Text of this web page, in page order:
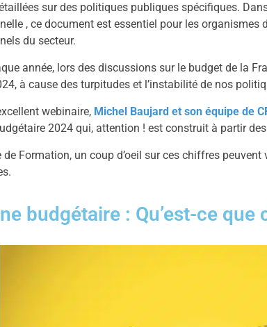
sur des politiques publiques spécifiques.
, ce document est essentiel pour les organismes
du secteur.
année, lors des discussions sur le budget de la
à cause des turpitudes et l’instabilité de nos
webinaire, Michel Baujard et son équipe de
2024 qui, attention ! est construit à partir
de Formation, un coup d’oeil sur ces chiffres
budgétaire : Qu’est-ce que